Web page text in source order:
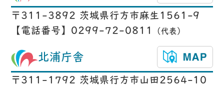
〒311-3892 茨城県行方市麻生1561-9
【電話番号】0299-72-0811
（代表）
北浦庁舎
〒311-1792 茨城県行方市山田2564-10